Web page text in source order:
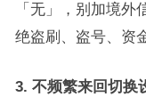
「无」，别加境
绝盗刷、盗号、资
3. 不频繁来回切换